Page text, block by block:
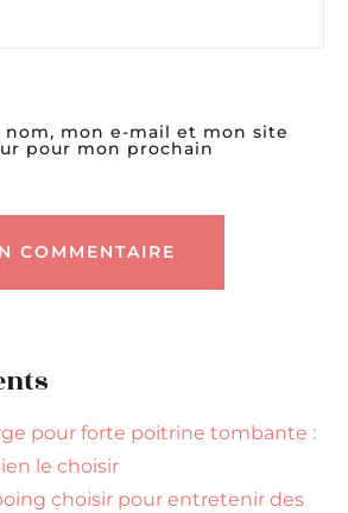
mon e-mail et mon site
pour mon prochain
pour forte poitrine tombante :
le choisir
choisir pour entretenir des